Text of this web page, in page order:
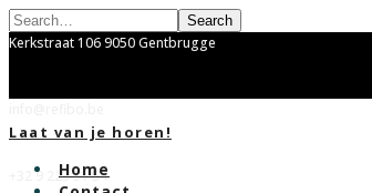
Search
Kerkstraat 106 9050 Gentbrugge
+32 9 223 31 54
Laat van je horen!
Home